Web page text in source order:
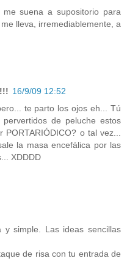
suena a supositorio para
lleva, irremediablemente, a
16/9/09 12:52
te parto los ojos eh... Tú
de peluche estos
o tal vez...
la masa encefálica por las
XDDDD
y simple. Las ideas sencillas
de risa con tu entrada de